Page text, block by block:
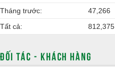
Tháng trước:
47,266
Tất cả:
812,375
ĐỐI TÁC - KHÁCH HÀNG